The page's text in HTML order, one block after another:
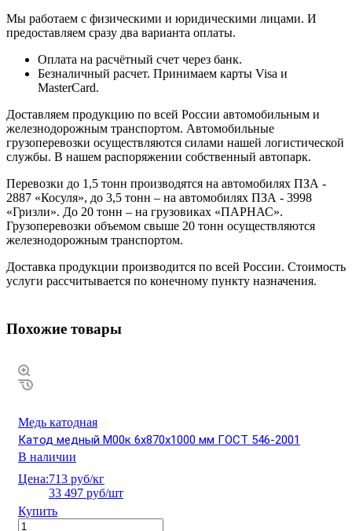
Мы работаем с физическими и юридическими лицами. И
предоставляем сразу два варианта оплаты.
Оплата на расчётный счет через банк.
Безналичный расчет. Принимаем карты Visa и
MasterCard.
Доставляем продукцию по всей России автомобильным и
железнодорожным транспортом. Автомобильные
грузоперевозки осуществляются силами нашей логистической
службы. В нашем распоряжении собственный автопарк.
Перевозки до 1,5 тонн производятся на автомобилях ПЗА -
2887 «Косуля», до 3,5 тонн – на автомобилях ПЗА - 3998
«Гризли». До 20 тонн – на грузовиках «ПАРНАС».
Грузоперевозки объемом свыше 20 тонн осуществляются
железнодорожным транспортом.
Доставка продукции производится по всей России. Стоимость
услуги рассчитывается по конечному пункту назначения.
Похожие товары
Медь катодная
Катод медный М00к 6х870х1000 мм ГОСТ 546-2001
В наличии
Цена:713 руб/кг
33 497 руб/шт
Купить